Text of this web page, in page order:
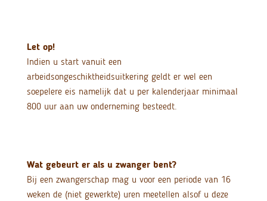
Let op!
Indien u start vanuit een
arbeidsongeschiktheidsuitkering geldt er wel een
soepelere eis namelijk dat u per kalenderjaar minimaal
800 uur aan uw onderneming besteedt.
Wat gebeurt er als u zwanger bent?
Bij een zwangerschap mag u voor een periode van 16
weken de (niet gewerkte) uren meetellen alsof u deze